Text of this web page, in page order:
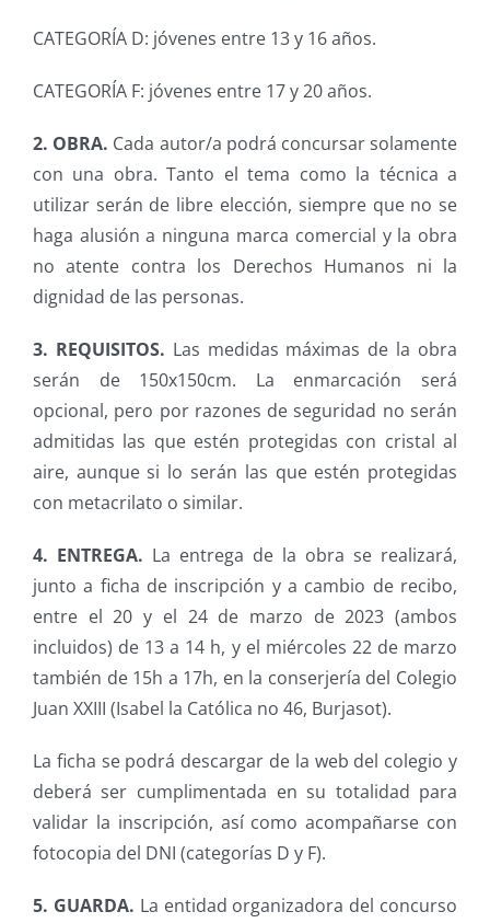
CATEGORÍA D: jóvenes entre 13 y 16 años.
CATEGORÍA F: jóvenes entre 17 y 20 años.
2. OBRA. Cada autor/a podrá concursar solamente
con una obra. Tanto el tema como la técnica a
utilizar serán de libre elección, siempre que no se
haga alusión a ninguna marca comercial y la obra
no atente contra los Derechos Humanos ni la
dignidad de las personas.
3. REQUISITOS. Las medidas máximas de la obra
serán de 150x150cm. La enmarcación será
opcional, pero por razones de seguridad no serán
admitidas las que estén protegidas con cristal al
aire, aunque si lo serán las que estén protegidas
con metacrilato o similar.
4. ENTREGA. La entrega de la obra se realizará,
junto a ficha de inscripción y a cambio de recibo,
entre el 20 y el 24 de marzo de 2023 (ambos
incluidos) de 13 a 14 h, y el miércoles 22 de marzo
también de 15h a 17h, en la conserjería del Colegio
Juan XXIII (Isabel la Católica no 46, Burjasot).
La ficha se podrá descargar de la web del colegio y
deberá ser cumplimentada en su totalidad para
validar la inscripción, así como acompañarse con
fotocopia del DNI (categorías D y F).
5. GUARDA. La entidad organizadora del concurso